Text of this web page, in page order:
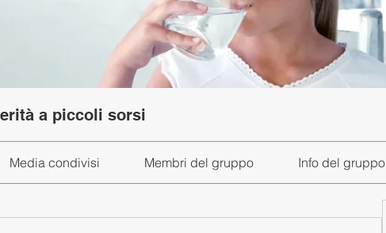
a piccoli sorsi
Media condivisi Membri del gruppo Info del gruppo